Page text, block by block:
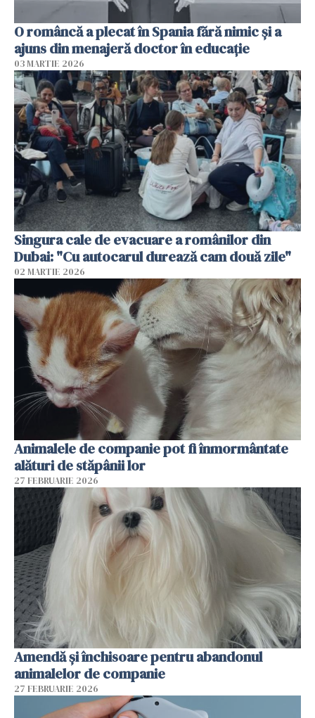
O româncă a plecat în Spania fără nimic și a
ajuns din menajeră doctor în educație
03 MARTIE 2026
Singura cale de evacuare a românilor din
Dubai: "Cu autocarul durează cam două zile"
02 MARTIE 2026
Animalele de companie pot fi înmormântate
alături de stăpânii lor
27 FEBRUARIE 2026
Amendă și închisoare pentru abandonul
animalelor de companie
27 FEBRUARIE 2026